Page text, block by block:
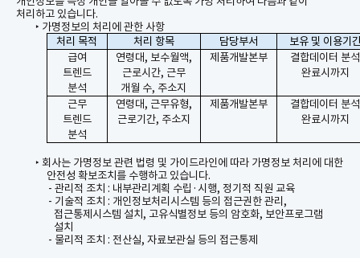
처리하고 있습니다.
‣ 가명정보의 처리에 관한 사항
처리 목적
처리 항목 담당부서
보유 및 이용기
급여
트렌드
분석
연령대, 보수월액,
근로시간, 근무
개월 수, 주소지
제품개발본부
결합데이터 분석
완료시까지
근무
트렌드
분석
연령대, 근무유형,
근로기간, 주소지
제품개발본부
결합데이터 분석
완료시까지
‣ 회사는 가명정보 관련 법령 및 가이드라인에 따라 가명정보 처리에 대한
안전성 확보조치를 수행하고 있습니다.
- 관리적 조치 : 내부관리계획 수립 · 시행, 정기적 직원 교육
- 기술적 조치 : 개인정보처리시스템 등의 접근권한 관리 ,
접근통제시스템 설치, 고유식별정보 등의 암호화, 보안프로그램
설치
- 물리적 조치 : 전산실, 자료보관실 등의 접근통제